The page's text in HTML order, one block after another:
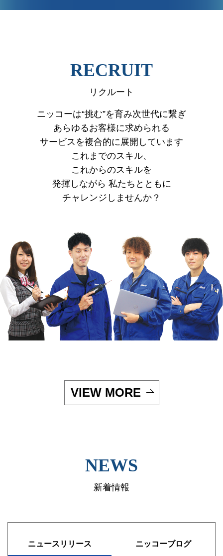
RECRUIT
リクルート
ニッコーは“挑む”を育み次世代に繋ぎ
あらゆるお客様に求められる
サービスを複合的に展開しています
これまでのスキル、
これからのスキルを
発揮しながら 私たちとともに
チャレンジしませんか？
VIEW MORE
NEWS
新着情報
ニュースリリース ニッコーブログ